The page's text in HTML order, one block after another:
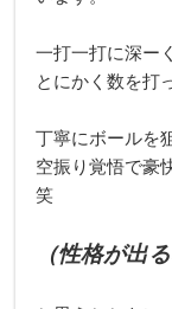
一打一打に深ー
とにかく数を打
丁寧にボールを
空振り覚悟で豪
笑
（性格が出